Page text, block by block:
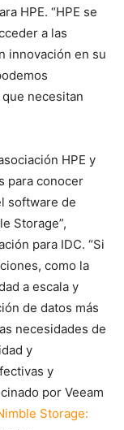
HPE. “HPE se
a las
innovación en su
necesitan
HPE y
para conocer
software de
Storage”,
para IDC. “Si
como la
a escala y
de datos más
necesidades de
y
y
por Veeam
Storage: